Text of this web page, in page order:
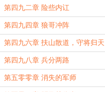
第四九二章 险些内讧
第四九四章 狼哥冲阵
第四九六章 扶山散道，守将归天
第四九八章 兵分两路
第五零零章 消失的军师